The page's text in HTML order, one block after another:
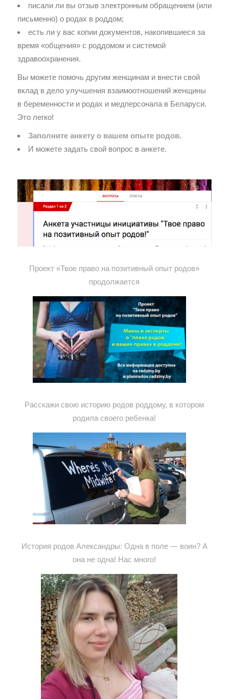
писали ли вы отзыв электронным обращением (или
письменно) о родах в роддом;
есть ли у вас копии документов, накопившиеся за
время «общения» с роддомом и системой
здравоохранения.
Вы можете помочь другим женщинам и внести свой
вклад в дело улучшения взаимоотношений женщины
в беременности и родах и медперсонала в Беларуси.
Это легко!
Заполните анкету о вашем опыте родов.
И можете задать свой вопрос в анкете.
Проект «Твое право на позитивный опыт родов»
продолжается
Расскажи свою историю родов роддому, в котором
родила своего ребенка!
История родов Александры: Одна в поле — воин? А
она не одна! Нас много!